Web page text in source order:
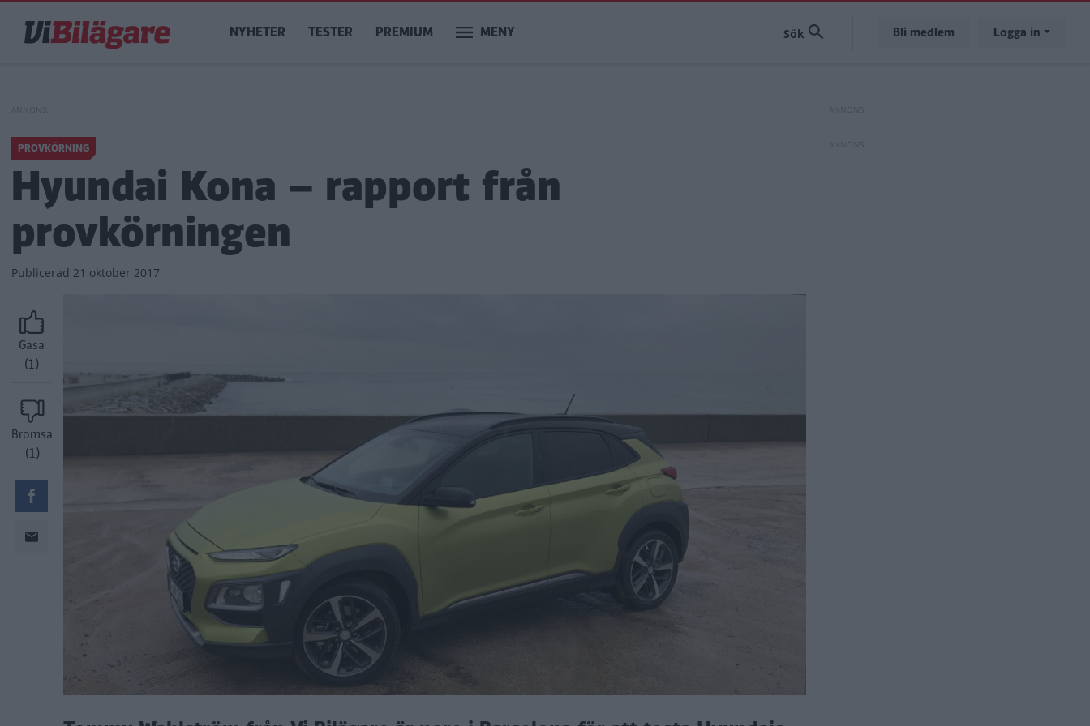
huvudinnehåll
Main
navigation
NYHETER TESTER PREMIUM MENY Bli medlem Logga in
PROVKÖRNING
Hyundai Kona – rapport från
provkörningen
Publicerad 21 oktober 2017
Gasa
(1)
Bromsa
(1)